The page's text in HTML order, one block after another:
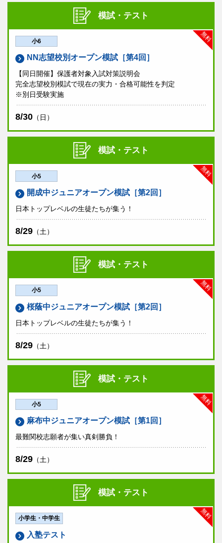
模試・テスト
無料
小6
NN志望校別オープン模試［第4回］
【同日開催】保護者対象入試対策説明会
完全志望校別模試で現在の実力・合格可能性を判定
※別日受験実施
8/30 （日）
模試・テスト
無料
小5
開成中ジュニアオープン模試［第2回］
日本トップレベルの生徒たちが集う！
8/29 （土）
模試・テスト
無料
小5
桜蔭中ジュニアオープン模試［第2回］
日本トップレベルの生徒たちが集う！
8/29 （土）
模試・テスト
無料
小5
麻布中ジュニアオープン模試［第1回］
最難関校志願者が集い真剣勝負！
8/29 （土）
模試・テスト
無料
小学生・中学生
入塾テスト